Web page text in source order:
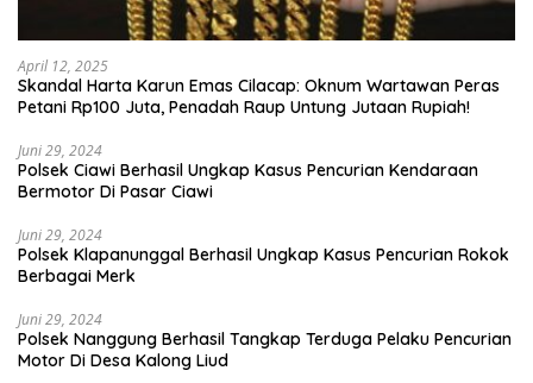
April 12, 2025
Skandal Harta Karun Emas Cilacap: Oknum Wartawan Peras
Petani Rp100 Juta, Penadah Raup Untung Jutaan Rupiah!
Juni 29, 2024
Polsek Ciawi Berhasil Ungkap Kasus Pencurian Kendaraan
Bermotor Di Pasar Ciawi
Juni 29, 2024
Polsek Klapanunggal Berhasil Ungkap Kasus Pencurian Rokok
Berbagai Merk
Juni 29, 2024
Polsek Nanggung Berhasil Tangkap Terduga Pelaku Pencurian
Motor Di Desa Kalong Liud